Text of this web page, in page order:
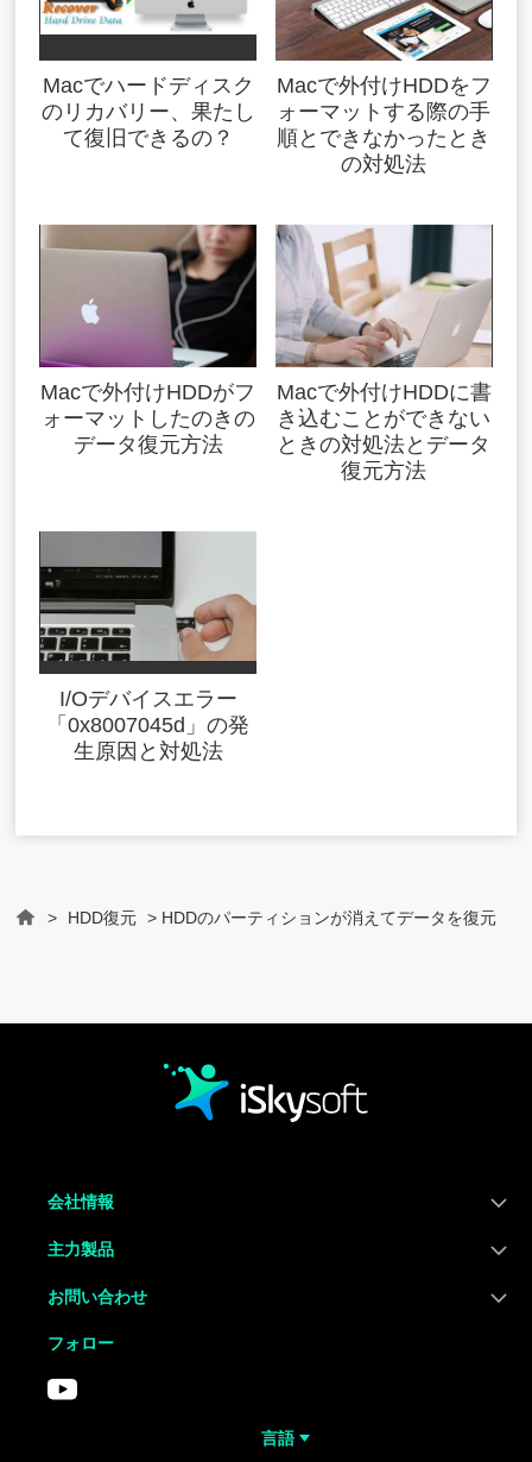
Macでハードディスク
のリカバリー、果たし
て復旧できるの？
Macで外付けHDDをフ
ォーマットする際の手
順とできなかったとき
の対処法
Macで外付けHDDがフ
ォーマットしたのきの
データ復元方法
Macで外付けHDDに書
き込むことができない
ときの対処法とデータ
復元方法
I/Oデバイスエラー
「0x8007045d」の発
生原因と対処法
> HDD復元 > HDDのパーティションが消えてデータを復元
会社情報
主力製品
お問い合わせ
フォロー
言語